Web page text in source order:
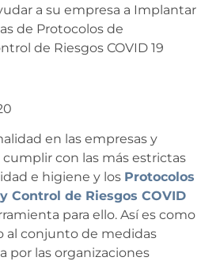
a su empresa a Implantar
de Protocolos de
de Riesgos COVID 19
en las empresas y
con las más estrictas
e higiene y los Protocolos
Control de Riesgos COVID
para ello. Así es como
al conjunto de medidas
por las organizaciones